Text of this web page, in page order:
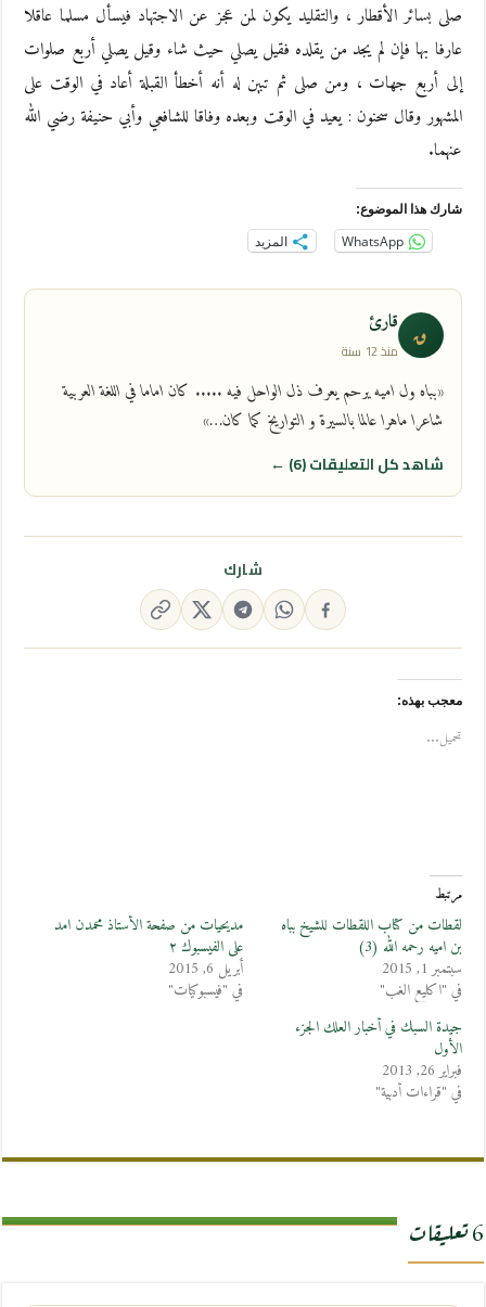
صلى بسائر الأقطار ، والتقليد يكون لمن عجز عن الاجتهاد فيسأل مسلما عاقلا
عارفا بها فإن لم يجد من يقلده فقيل يصلي حيث شاء وقيل يصلي أربع صلوات
إلى أربع جهات ، ومن صلى ثم تبين له أنه أخطأ القبلة أعاد في الوقت على
المشهور وقال سحنون : يعيد في الوقت وبعده وفاقا للشافعي وأبي حنيفة رضي الله
عنهما.
شارك هذا الموضوع:
WhatsApp المزيد
ق قارئ
منذ 12 سنة
«بباه ول اميه يرحم يعرف ذل الواحل فيه ..... كان اماما في اللغة العربية
شاعرا ماهرا عالما بالسيرة و التواريخ كما كان…»
شاهد كل التعليقات (6) ←
شارك
معجب بهذه:
تحميل...
مرتبط
لقطات من كتاب اللقطات للشيخ بباه
بن اميه رحمه الله (3)
سبتمبر 1, 2015
في "اكليع الغب"
مديحيات من صفحة الأستاذ محمدن امد
على الفيسبوك ٢
أبريل 6, 2015
في "فيسبوكيات"
جيدة السبك في أخبار العلك الجزء
الأول
فبراير 26, 2013
في "قراءات أدبية"
6 تعليقات